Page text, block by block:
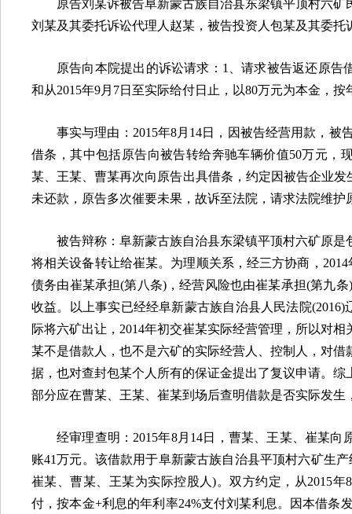
原告刘某诉被告阜新蒙古族自治县东梁镇平顶村六矿
刘某及其委托诉讼代理人赵某，被告投资人包某及其委
原告向本院提出的诉讼请求： 1
、请求被告返还原告
和从2015年9月 7日至实际给付日止，以80万元为本金，按
事实与理由： 2015年8月 14日，因被告经营用款，被
借条，其中包括原告向被告转给奔驰车辆价值50万元，
某、王某、曹某再次向原告出具借条，约定因被告企业
未还款，原告多次催要未果，故诉至法院，请求法院维护
被告辩称：阜新蒙古族自治县东梁镇平顶村六矿原是
将相关设备转让给崔某。为理顺关系，经三方协商， 2014
债务由崔某承担(第八条)，经营风险也由崔某承担(第九条)
收益。以上事实已经经阜新蒙古族自治县人民法院(2016)
际将六矿出让， 2014年初交崔某实际经营管理，所以对
某不是借款人，也不是六矿的实际经营人、控制人，对
据，也对查封包某个人所有的保证金提出了复议申请。
部分应在曹某、王某、崔某到场后查明借款是否实际发
经审理查明： 2015年8月 14日，曹某、王某、崔某向
账41万元。该借款用于阜新蒙古族自治县平顶村六矿生产
崔某、曹某、王某为实际控股人)。双方约定，从2015年8
付，按本金+利息的年利率24%支付刘某利息。因本借条